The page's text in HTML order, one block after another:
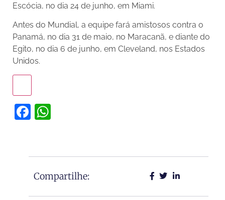
Escócia, no dia 24 de junho, em Miami.
Antes do Mundial, a equipe fará amistosos contra o
Panamá, no dia 31 de maio, no Maracanã, e diante do
Egito, no dia 6 de junho, em Cleveland, nos Estados
Unidos.
Facebook
Compartilhe: